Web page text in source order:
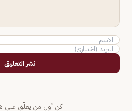
نشر التعليق
كن أول من يعلّق على